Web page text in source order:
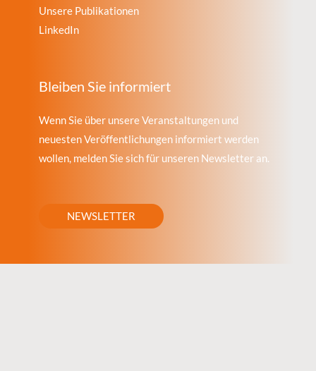
Unsere Publikationen
LinkedIn
Bleiben Sie informiert
Wenn Sie über unsere Veranstaltungen und
neuesten Veröffentlichungen informiert werden
wollen, melden Sie sich für unseren Newsletter an.
NEWSLETTER